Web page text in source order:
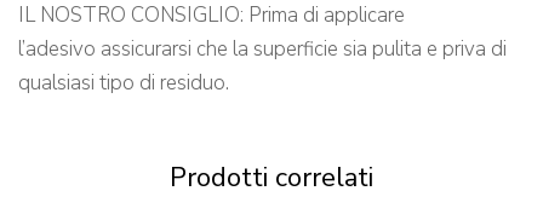
IL NOSTRO CONSIGLIO: Prima di applicare
l’adesivo assicurarsi che la superficie sia pulita e priva di
qualsiasi tipo di residuo.
Prodotti correlati